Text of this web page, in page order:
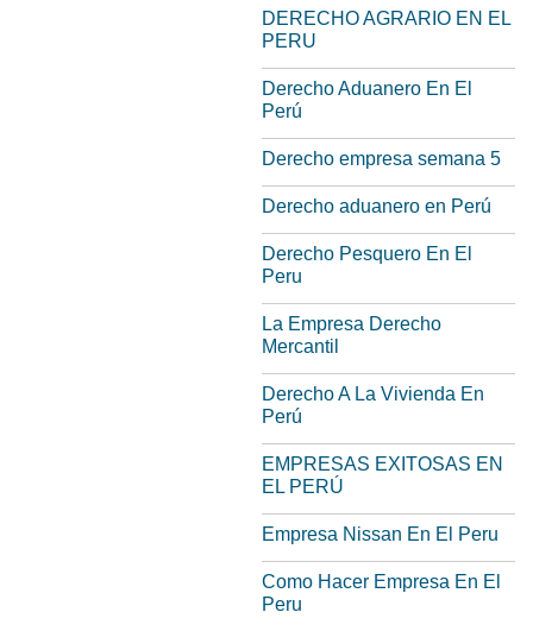
DERECHO AGRARIO EN EL
PERU
Derecho Aduanero En El
Perú
Derecho empresa semana 5
Derecho aduanero en Perú
Derecho Pesquero En El
Peru
La Empresa Derecho
Mercantil
Derecho A La Vivienda En
Perú
EMPRESAS EXITOSAS EN
EL PERÚ
Empresa Nissan En El Peru
Como Hacer Empresa En El
Peru